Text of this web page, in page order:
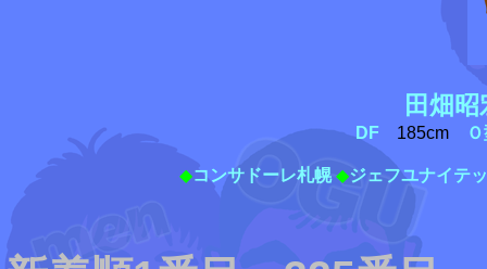
田畑昭
DF 185cm
◆コンサドーレ札幌 ◆ジェフユナイテ